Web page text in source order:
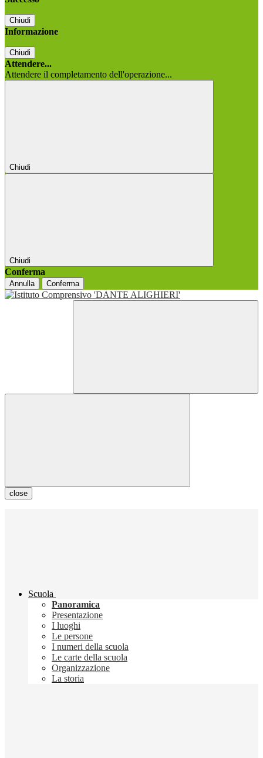
Chiudi
Informazione
Chiudi
Attendere...
Attendere il completamento dell'operazione...
Chiudi
Chiudi
Conferma
Annulla Conferma
close
Scuola
Panoramica
Presentazione
I luoghi
Le persone
I numeri della scuola
Le carte della scuola
Organizzazione
La storia